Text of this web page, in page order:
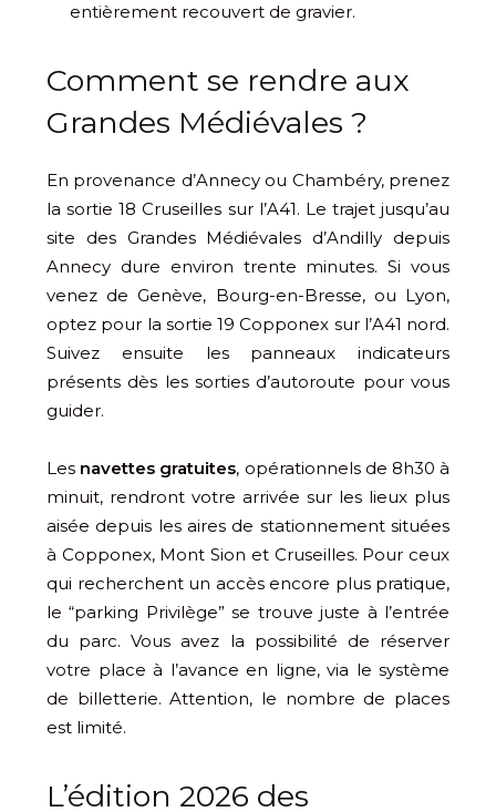
entièrement recouvert de gravier.
Comment se rendre aux
Grandes Médiévales ?
En provenance d’Annecy ou Chambéry, prenez
la sortie 18 Cruseilles sur l’A41. Le trajet jusqu’au
site des Grandes Médiévales d’Andilly depuis
Annecy dure environ trente minutes. Si vous
venez de Genève, Bourg-en-Bresse, ou Lyon,
optez pour la sortie 19 Copponex sur l’A41 nord.
Suivez ensuite les panneaux indicateurs
présents dès les sorties d’autoroute pour vous
guider.
Les navettes gratuites, opérationnels de 8h30 à
minuit, rendront votre arrivée sur les lieux plus
aisée depuis les aires de stationnement situées
à Copponex, Mont Sion et Cruseilles. Pour ceux
qui recherchent un accès encore plus pratique,
le “parking Privilège” se trouve juste à l’entrée
du parc. Vous avez la possibilité de réserver
votre place à l’avance en ligne, via le système
de billetterie. Attention, le nombre de places
est limité.
L’édition 2026 des